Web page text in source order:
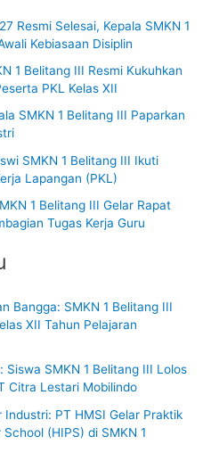
Resmi Selesai, Kepala SMKN 1
Kebiasaan Disiplin
1 Belitang III Resmi Kukuhkan
PKL Kelas XII
SMKN 1 Belitang III Paparkan
SMKN 1 Belitang III Ikuti
Lapangan (PKL)
1 Belitang III Gelar Rapat
Tugas Kerja Guru
Bangga: SMKN 1 Belitang III
XII Tahun Pelajaran
Siswa SMKN 1 Belitang III Lolos
Citra Lestari Mobilindo
PT HMSI Gelar Praktik
(HIPS) di SMKN 1